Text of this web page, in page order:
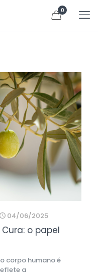
0
04/06/2025
o papel
corpo humano é
a